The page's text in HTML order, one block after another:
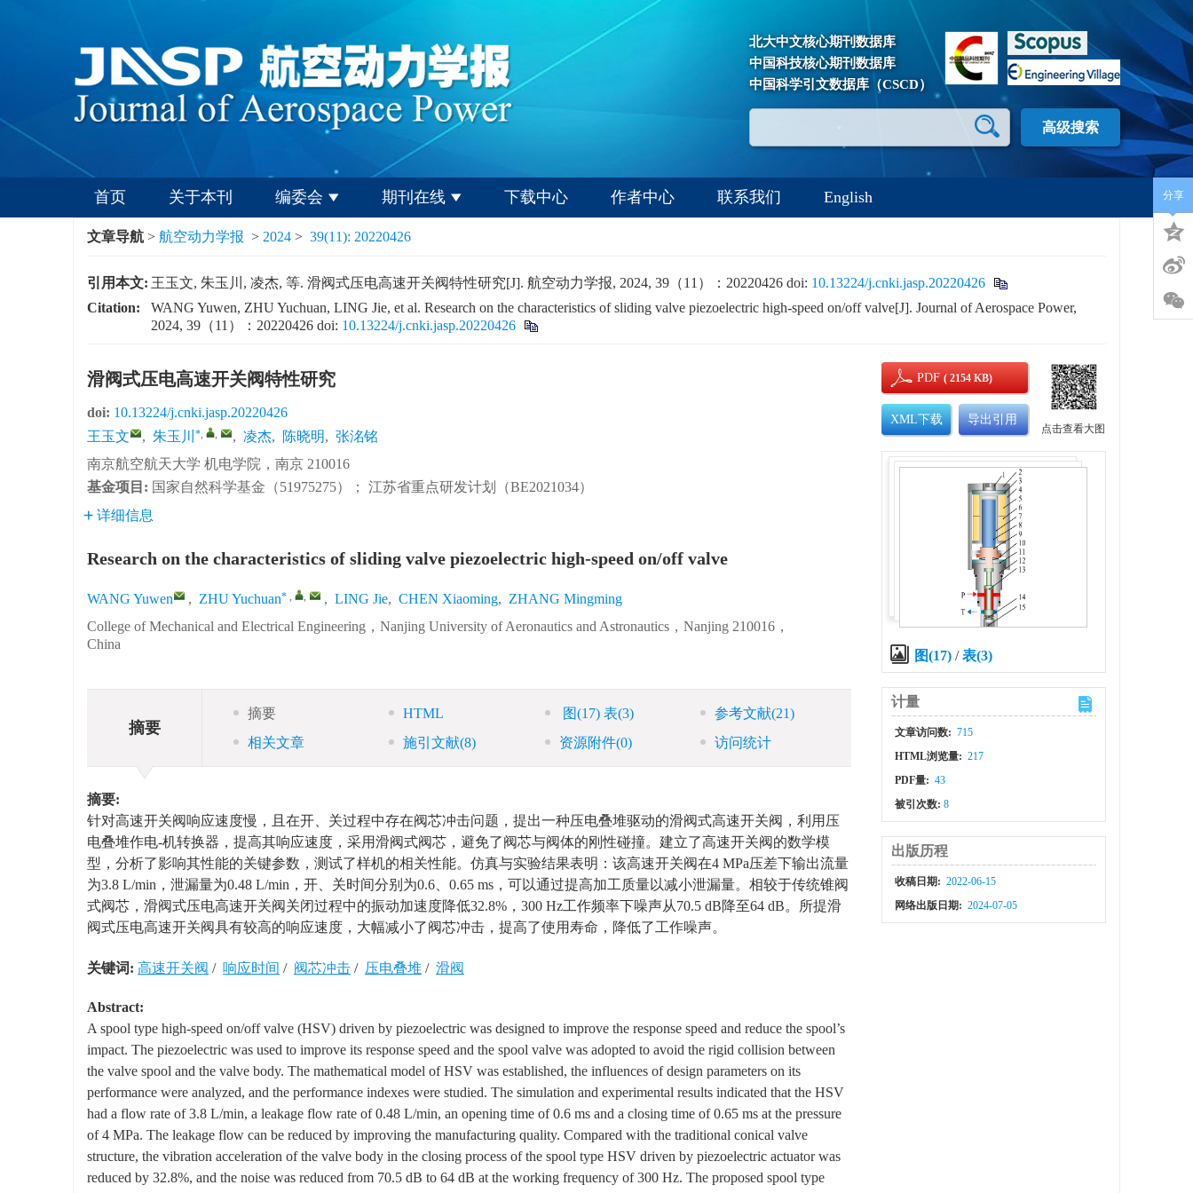
北大中文核心期刊数据库
中国科技核心期刊数据库
中国科学引文数据库（CSCD）
高级搜索
首页 关于本刊 编委会 期刊在线 下载中心 作者中心 联系我们 English
文章导航 > 航空动力学报 > 2024 > 39(11): 20220426
引用本文: 王玉文, 朱玉川, 凌杰, 等. 滑阀式压电高速开关阀特性研究[J]. 航空动力学报, 2024, 39（11）：20220426 doi: 10.13224/j.cnki.jasp.20220426
Citation:
WANG Yuwen, ZHU Yuchuan, LING Jie, et al. Research on the characteristics of sliding valve piezoelectric high-speed on/off valve[J]. Journal of Aerospace Power,
2024, 39（11）：20220426 doi: 10.13224/j.cnki.jasp.20220426
滑阀式压电高速开关阀特性研究
doi: 10.13224/j.cnki.jasp.20220426
王玉文
, 朱玉川 *, , , 凌杰, 陈晓明, 张洺铭
南京航空航天大学 机电学院，南京 210016
基金项目: 国家自然科学基金（51975275）； 江苏省重点研发计划（BE2021034）
详细信息
Research on the characteristics of sliding valve piezoelectric high-speed on/off valve
WANG Yuwen , ZHU Yuchuan* , , , LING Jie, CHEN Xiaoming, ZHANG Mingming
College of Mechanical and Electrical Engineering，Nanjing University of Aeronautics and Astronautics，Nanjing 210016，
China
摘要
摘要 HTML 图(17)表(3) 参考文献(21)
相关文章
施引文献(8) 资源附件(0) 访问统计
摘要:
针对高速开关阀响应速度慢，且在开、关过程中存在阀芯冲击问题，提出一种压电叠堆驱动的滑阀式高速开关阀，利用压
电叠堆作电-机转换器，提高其响应速度，采用滑阀式阀芯，避免了阀芯与阀体的刚性碰撞。建立了高速开关阀的数学模
型，分析了影响其性能的关键参数，测试了样机的相关性能。仿真与实验结果表明：该高速开关阀在4 MPa压差下输出流量
为3.8 L/min，泄漏量为0.48 L/min，开、关时间分别为0.6、0.65 ms，可以通过提高加工质量以减小泄漏量。相较于传统锥阀
式阀芯，滑阀式压电高速开关阀关闭过程中的振动加速度降低32.8%，300 Hz工作频率下噪声从70.5 dB降至64 dB。所提滑
阀式压电高速开关阀具有较高的响应速度，大幅减小了阀芯冲击，提高了使用寿命，降低了工作噪声。
关键词: 高速开关阀 / 响应时间 / 阀芯冲击 / 压电叠堆 / 滑阀
Abstract:
A spool type high-speed on/off valve (HSV) driven by piezoelectric was designed to improve the response speed and reduce the spool’s
impact. The piezoelectric was used to improve its response speed and the spool valve was adopted to avoid the rigid collision between
the valve spool and the valve body. The mathematical model of HSV was established, the influences of design parameters on its
performance were analyzed, and the performance indexes were studied. The simulation and experimental results indicated that the HSV
had a flow rate of 3.8 L/min, a leakage flow rate of 0.48 L/min, an opening time of 0.6 ms and a closing time of 0.65 ms at the pressure
of 4 MPa. The leakage flow can be reduced by improving the manufacturing quality. Compared with the traditional conical valve
structure, the vibration acceleration of the valve body in the closing process of the spool type HSV driven by piezoelectric actuator was
reduced by 32.8%, and the noise was reduced from 70.5 dB to 64 dB at the working frequency of 300 Hz. The proposed spool type
PDF( 2154 KB)
XML下载 导出引用
点击查看大图
图(17) /表(3)
计量
文章访问数: 715
HTML浏览量: 217
PDF量: 43
被引次数:8
出版历程
收稿日期: 2022-06-15
网络出版日期: 2024-07-05
分享